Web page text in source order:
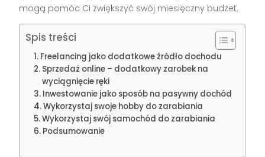
mogą pomóc Ci zwiększyć swój miesięczny budżet.
Spis treści
Freelancing jako dodatkowe źródło dochodu
Sprzedaż online – dodatkowy zarobek na
wyciągnięcie ręki
Inwestowanie jako sposób na pasywny dochód
Wykorzystaj swoje hobby do zarabiania
Wykorzystaj swój samochód do zarabiania
Podsumowanie